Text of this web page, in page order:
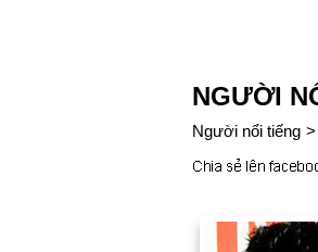
NGƯỜI
Người nổi tiếng >